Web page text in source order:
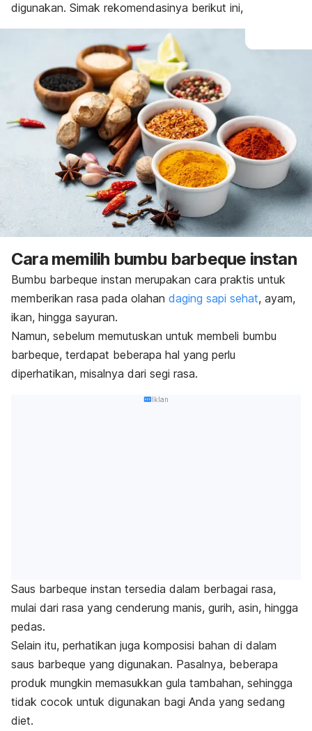
digunakan. Simak rekomendasinya berikut ini,
Cara memilih bumbu barbeque instan
Bumbu barbeque instan merupakan cara praktis untuk
memberikan rasa pada olahan daging sapi sehat, ayam,
ikan, hingga sayuran.
Namun, sebelum memutuskan untuk membeli bumbu
barbeque, terdapat beberapa hal yang perlu
diperhatikan, misalnya dari segi rasa.
Iklan
Saus barbeque instan tersedia dalam berbagai rasa,
mulai dari rasa yang cenderung manis, gurih, asin, hingga
pedas.
Selain itu, perhatikan juga komposisi bahan di dalam
saus barbeque yang digunakan. Pasalnya, beberapa
produk mungkin memasukkan gula tambahan, sehingga
tidak cocok untuk digunakan bagi Anda yang sedang
diet.